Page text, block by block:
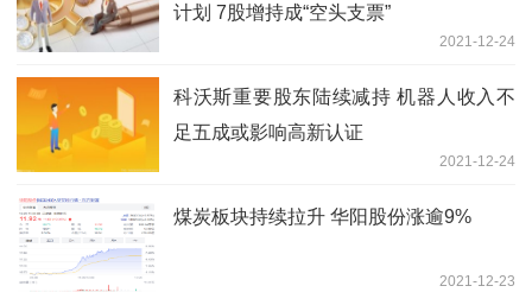
计划 7股增持成“空头支票”
2021-12-24
科沃斯重要股东陆续减持 机器人收入不
足五成或影响高新认证
2021-12-24
煤炭板块持续拉升 华阳股份涨逾9%
2021-12-23